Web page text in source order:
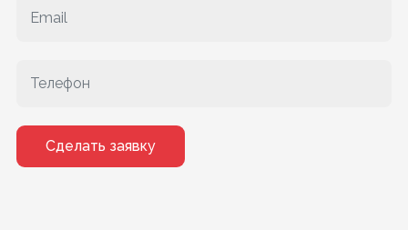
Сделать заявку